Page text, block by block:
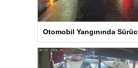
Otomobil Yangınında